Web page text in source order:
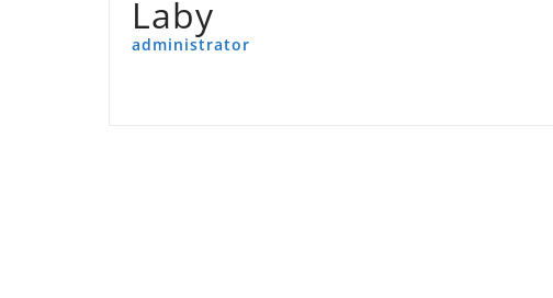
Laby
administrator